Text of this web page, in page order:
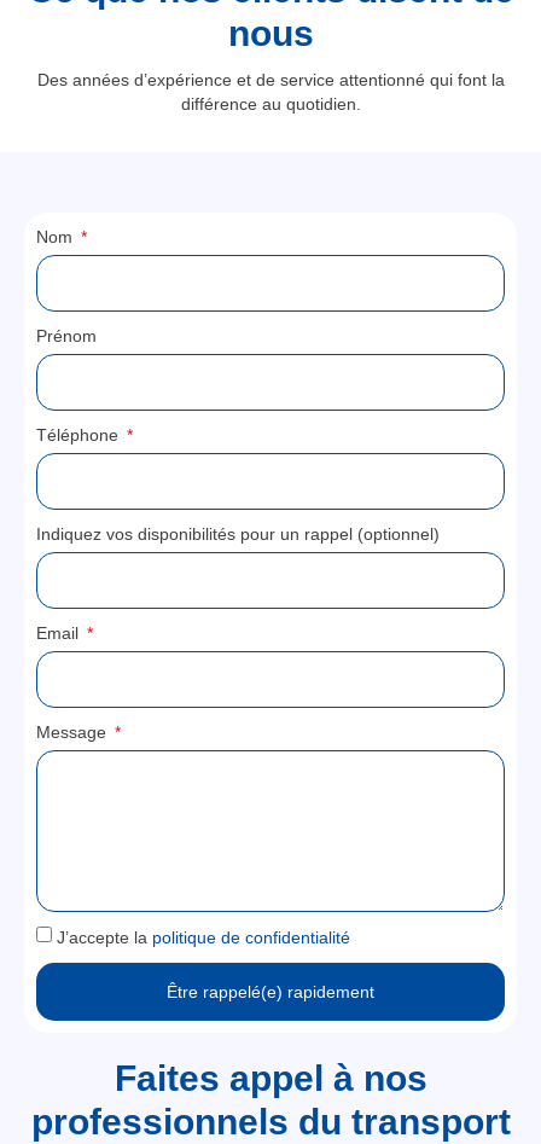
nous
Des années d’expérience et de service attentionné qui font la
différence au quotidien.
Faites appel à nos
professionnels du transport
Nom
Prénom
Téléphone
Indiquez vos disponibilités pour un rappel (optionnel)
Email
Message
J’accepte la politique de confidentialité
Être rappelé(e) rapidement